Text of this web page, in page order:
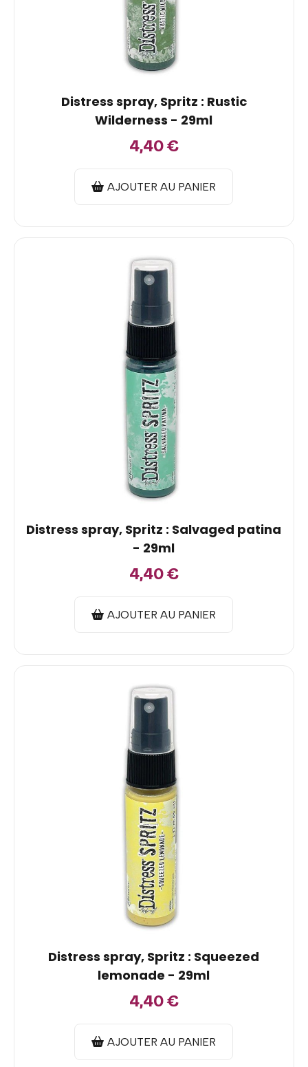
Distress spray, Spritz : Rustic
Wilderness - 29ml
4,40€
AJOUTER AU PANIER
Distress spray, Spritz : Salvaged patina
- 29ml
4,40€
AJOUTER AU PANIER
Distress spray, Spritz : Squeezed
lemonade - 29ml
4,40€
AJOUTER AU PANIER